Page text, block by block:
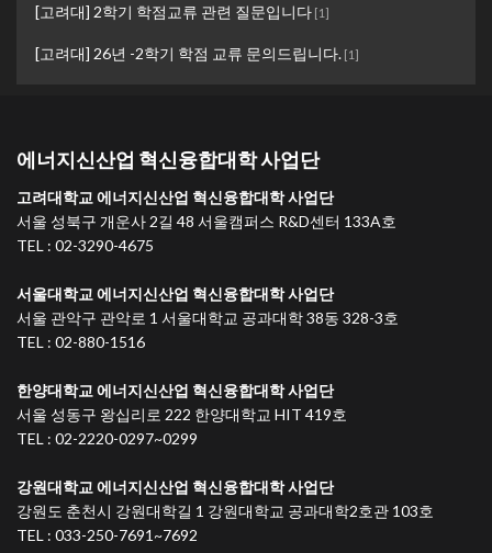
[고려대] 2학기 학점교류 관련 질문입니다 [1]
[고려대] 26년 -2학기 학점 교류 문의드립니다. [1]
에너지신산업 혁신융합대학 사업단
고려대학교 에너지신산업 혁신융합대학 사업단
서울 성북구 개운사 2길 48 서울캠퍼스 R&D센터 133A호
TEL : 02-3290-4675
서울대학교 에너지신산업 혁신융합대학 사업단
서울 관악구 관악로 1 서울대학교 공과대학 38동 328-3호
TEL : 02-880-1516
한양대학교 에너지신산업 혁신융합대학 사업단
서울 성동구 왕십리로 222 한양대학교 HIT 419호
TEL : 02-2220-0297~0299
강원대학교 에너지신산업 혁신융합대학 사업단
강원도 춘천시 강원대학길 1 강원대학교 공과대학2호관 103호
TEL : 033-250-7691~7692